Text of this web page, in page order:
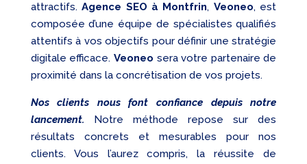
attractifs.Agence SEO à Montfrin, Veoneo, est
composée d’une équipe de spécialistes qualifiés
attentifs à vos objectifs pour définir une stratégie
digitale efficace. Veoneo sera votre partenaire de
proximité dans la concrétisation de vos projets.
Nos clients nous font confiance depuis notre
lancement. Notre méthode repose sur des
résultats concrets et mesurables pour nos
clients. Vous l’aurez compris, la réussite de